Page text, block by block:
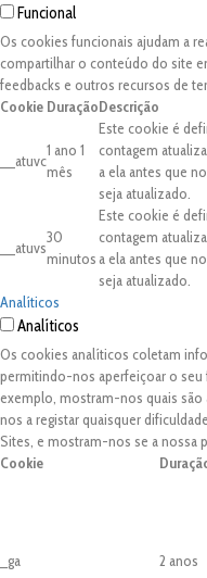
Funcional
Os cookies funcionais ajudam a
compartilhar o conteúdo do site
feedbacks e outros recursos de
Cookie DuraçãoDescrição
__atuvc
1 ano 1
mês
Este cookie é
contagem
a ela antes que
seja atualizado.
__atuvs
30
minutos
Este cookie é
contagem
a ela antes que
seja atualizado.
Analíticos
Analíticos
Os cookies analíticos coletam
permitindo-nos aperfeiçoar o
exemplo, mostram-nos quais são
nos a registar quaisquer
Sites, e mostram-nos se a nossa
Cookie
_ga 2 anos